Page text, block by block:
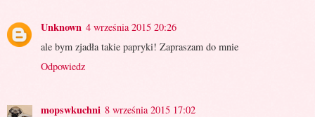
Unknown 4 września 2015 20:26
ale bym zjadła takie papryki! Zapraszam do mnie
Odpowiedz
mopswkuchni 8 września 2015 17:02